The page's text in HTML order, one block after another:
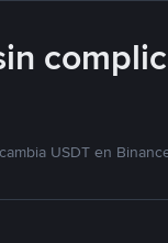
USDT en